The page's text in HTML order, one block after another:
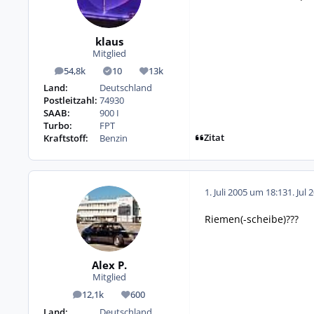
klaus
Mitglied
54,8k
Beiträge 10
Lösungen13k
Reputation
Land:
Deutschland
Postleitzahl: 74930
SAAB:
900 I
Turbo:
FPT
Kraftstoff:
Benzin Zitat
Alex P.
Mitglied
12,1k
Beiträge 600
Reputation
1. Juli 2005 um 18:131. Jul
Riemen(-scheibe)???